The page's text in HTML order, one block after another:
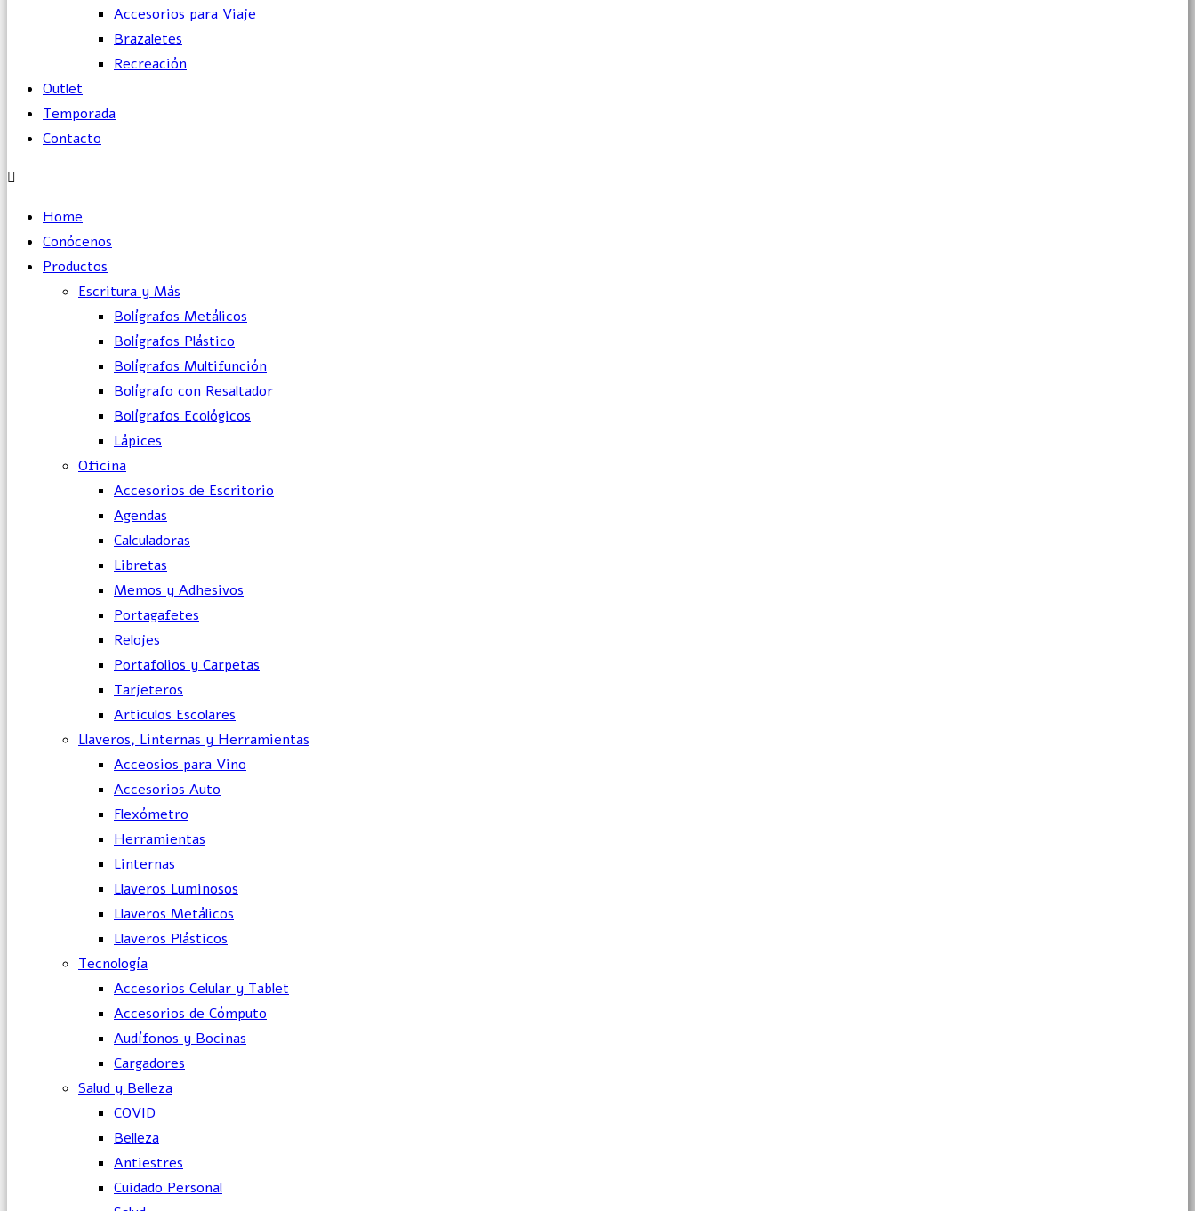
Accesorios para Viaje
Brazaletes
Recreación
Outlet
Temporada
Contacto
Home
Conócenos
Productos
Escritura y Más
Bolígrafos Metálicos
Bolígrafos Plástico
Bolígrafos Multifunción
Bolígrafo con Resaltador
Bolígrafos Ecológicos
Lápices
Oficina
Accesorios de Escritorio
Agendas
Calculadoras
Libretas
Memos y Adhesivos
Portagafetes
Relojes
Portafolios y Carpetas
Tarjeteros
Articulos Escolares
Llaveros, Linternas y Herramientas
Acceosios para Vino
Accesorios Auto
Flexómetro
Herramientas
Linternas
Llaveros Luminosos
Llaveros Metálicos
Llaveros Plásticos
Tecnología
Accesorios Celular y Tablet
Accesorios de Cómputo
Audífonos y Bocinas
Cargadores
Salud y Belleza
COVID
Belleza
Antiestres
Cuidado Personal